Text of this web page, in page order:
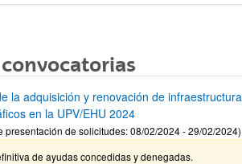
la adquisición y renovación de infraestructura
en la UPV/EHU 2024
presentación de solicitudes: 08/02/2024 - 29/02/2024)
de ayudas concedidas y denegadas.